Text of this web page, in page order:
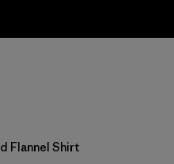
Flannel Shirt